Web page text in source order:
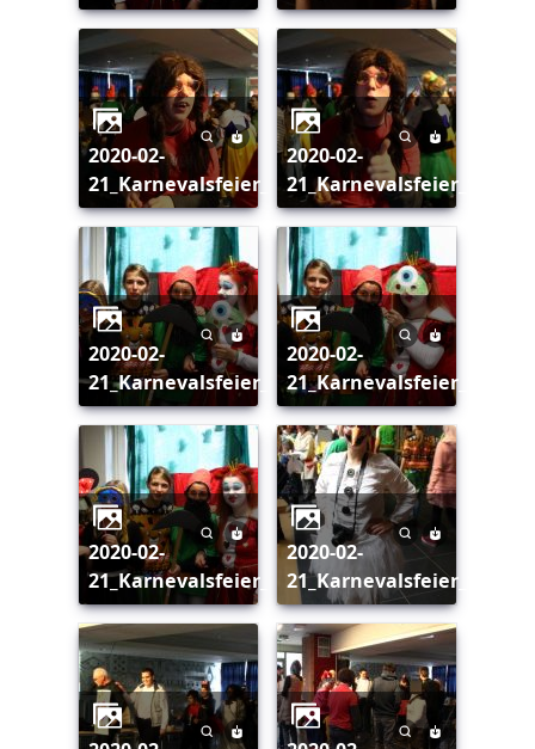
2020-02-
21_Karnevalsfeier_146
2020-02-
21_Karnevalsfeier_147
2020-02-
21_Karnevalsfeier_149
2020-02-
21_Karnevalsfeier_150
2020-02-
21_Karnevalsfeier_151
2020-02-
21_Karnevalsfeier_152